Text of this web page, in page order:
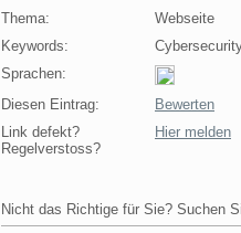
Thema:
Webseite
Keywords:
Sprachen:
Diesen Eintrag:
Bewerten
Link defekt?
Regelverstoss?
Hier melden
Nicht das Richtige für Sie? Suchen